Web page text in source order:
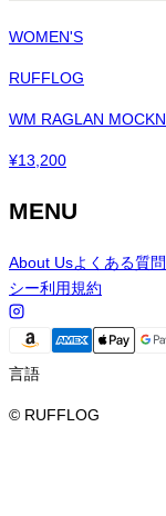
WOMEN'S
RUFFLOG
WM RAGLAN
¥13,200
MENU
About Usよくある質問
シー利用規約
言語
© RUFFLOG